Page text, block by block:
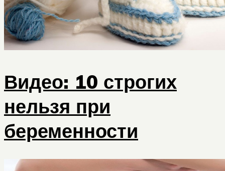
Видео: 10 строгих
нельзя при
беременности